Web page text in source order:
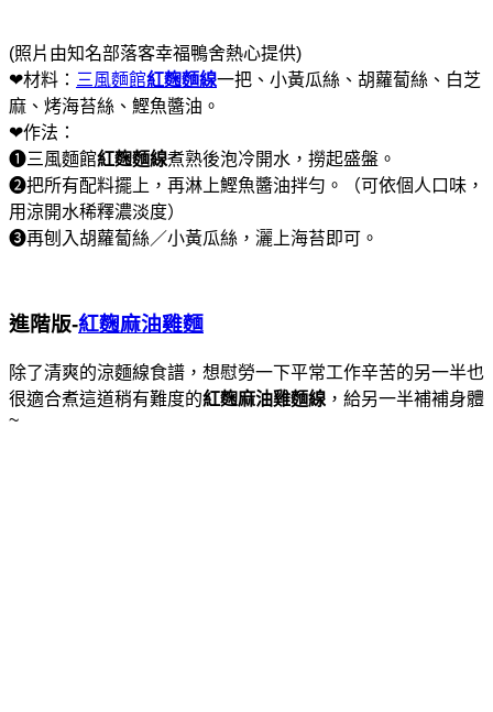
(照片由知名部落客幸福鴨舍熱心提供)
❤材料： 三風麵館紅麴麵線一把、小黃瓜絲、胡蘿蔔絲、白芝
麻、烤海苔絲、鰹魚醬油。
❤作法：
❶三風麵館紅麴麵線煮熟後泡冷開水，撈起盛盤。
❷把所有配料擺上，再淋上鰹魚醬油拌勻。（可依個人口味，
用涼開水稀釋濃淡度）
❸再刨入胡蘿蔔絲／小黃瓜絲，灑上海苔即可。
進階版-紅麴麻油雞麵
除了清爽的涼麵線食譜，想慰勞一下平常工作辛苦的另一半也
很適合煮這道稍有難度的紅麴麻油雞麵線 ，給另一半補補身體
~